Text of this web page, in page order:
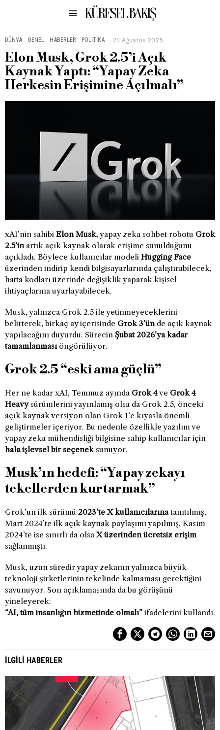
KÜRESEL BAKIŞ
DÜNYA · GENEL · HABERLER · POLITIKA 24 Ağustos 2025
Elon Musk, Grok 2.5’i Açık
Kaynak Yaptı: “Yapay Zeka
Herkesin Erişimine Açılmalı”
xAI’nin sahibi Elon Musk, yapay zeka sohbet robotu Grok
2.5’in artık açık kaynak olarak erişime sunulduğunu
açıkladı. Böylece kullanıcılar modeli Hugging Face
üzerinden indirip kendi bilgisayarlarında çalıştırabilecek,
hatta kodları üzerinde değişiklik yaparak kişisel
ihtiyaçlarına uyarlayabilecek.
Musk, yalnızca Grok 2.5 ile yetinmeyeceklerini
belirterek, birkaç ay içerisinde Grok 3’ün de açık kaynak
yapılacağını duyurdu. Sürecin Şubat 2026’ya kadar
tamamlanması öngörülüyor.
Grok 2.5 “eski ama güçlü”
Her ne kadar xAI, Temmuz ayında Grok 4ve Grok 4
Heavysürümlerini yayınlamış olsa da Grok 2.5, önceki
açık kaynak versiyon olan Grok 1’e kıyasla önemli
geliştirmeler içeriyor. Bu nedenle özellikle yazılım ve
yapay zeka mühendisliği bilgisine sahip kullanıcılar için
hala işlevsel bir seçenek sunuyor.
Musk’ın hedefi: “Yapay zekayı
tekellerden kurtarmak”
Grok’un ilk sürümü 2023’te X kullanıcılarınatanıtılmış,
Mart 2024’te ilk açık kaynak paylaşımı yapılmış, Kasım
2024’te ise sınırlı da olsa X üzerinden ücretsiz erişim
sağlanmıştı.
Musk, uzun süredir yapay zekanın yalnızca büyük
teknoloji şirketlerinin tekelinde kalmaması gerektiğini
savunuyor. Son açıklamasında da bu görüşünü
yineleyerek:
“AI, tüm insanlığın hizmetinde olmalı” ifadelerini kullandı.
İLGILI HABERLER